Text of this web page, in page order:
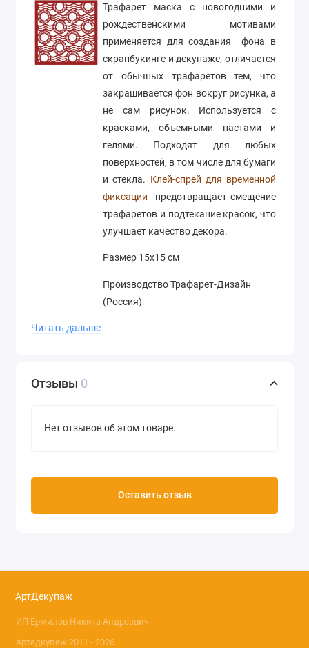
Трафарет маска с новогодними и
рождественскими мотивами
применяется для создания фона в
скрапбукинге и декупаже, отличается
от обычных трафаретов тем, что
закрашивается фон вокруг рисунка, а
не сам рисунок. Используется с
красками, объемными пастами и
гелями. Подходят для любых
поверхностей, в том числе для бумаги
и стекла. Клей-спрей для временной
фиксации
предотвращает смещение
трафаретов и подтекание красок, что
улучшает качество декора.
Размер 15х15 см
Производство Трафарет-Дизайн
(Россия)
Читать дальше
Отзывы 0
Нет отзывов об этом товаре.
Оставить отзыв
АртДекупаж
ИП Ермилов Никита Андреевич
Артедкупаж 2011 - 2026